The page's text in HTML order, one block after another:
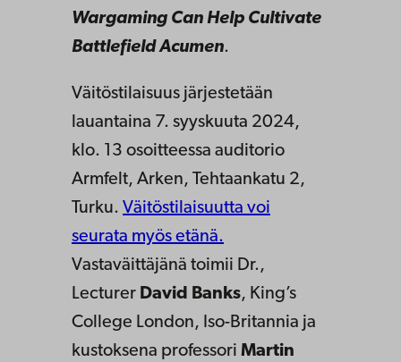
Wargaming Can Help Cultivate
Battlefield Acumen.
Väitöstilaisuus järjestetään
lauantaina 7. syyskuuta 2024,
klo. 13 osoitteessa auditorio
Armfelt, Arken, Tehtaankatu 2,
Turku. Väitöstilaisuutta voi
seurata myös etänä.
Vastaväittäjänä toimii Dr.,
Lecturer David Banks, King’s
College London, Iso-Britannia ja
kustoksena professori Martin